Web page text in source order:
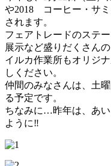
や2018 コーヒー・サ
されます。
フェアトレードのステ
展示など盛りだくさんの
イルカ作業所もオリジ
しください。
仲間のみなさんは、土
る予定です。
ちなみに…昨年は、あ
ように‼